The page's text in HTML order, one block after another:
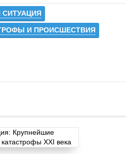
И ПРОИСШЕСТВИЯ